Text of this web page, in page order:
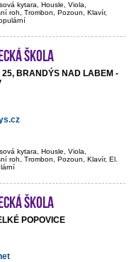
kytara, Housle, Viola,
roh, Trombon, Pozoun, Klavír,
škola
25, BRANDÝS NAD LABEM -
kytara, Housle, Viola,
roh, Trombon, Pozoun, Klavír, El.
škola
POPOVICE